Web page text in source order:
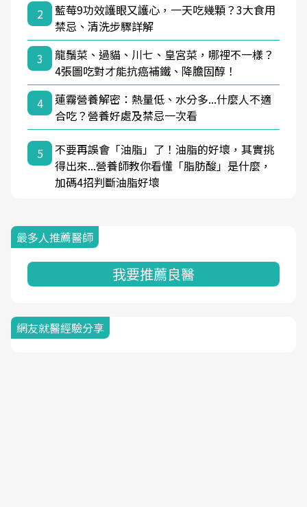
2
藍莓9功效護眼又護心，一天吃幾顆？3大食用
禁忌、清洗步驟詳解
3
龍鬚菜、過貓、川七、皇宮菜，哪裡不一樣？
4張圖吃對才能抗癌補鐵、降膽固醇！
4
蓮霧營養解密：熱量低、水分多...什麼人不適
合吃？營養好處及禁忌一次看
5
不要再誤會「油脂」了！油脂的好壞，其實挑
得出來...營養師教你看懂「脂肪酸」是什麼，
加碼4招判斷油脂好壞
最多人推薦醫師
我要推薦良醫
網友就醫經驗分享